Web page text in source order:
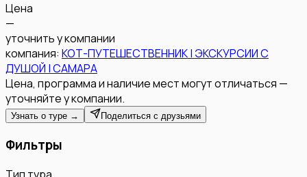
Цена
—
уточнить у компании
компания: КОТ-ПУТЕШЕСТВЕННИК | ЭКСКУРСИИ С
ДУШОЙ | САМАРА
Цена, программа и наличие мест могут отличаться —
уточняйте у компании.
Узнать о туре → Поделиться с друзьями
Фильтры
Тип тура